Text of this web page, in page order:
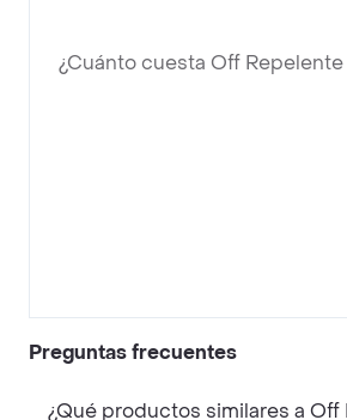
¿Cuánto cuesta Off
Preguntas frecuentes
¿Qué productos similares a